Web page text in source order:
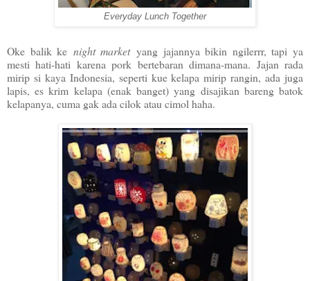
Everyday Lunch Together
Oke balik ke night marketyang jajannya bikin ngilerrr, tapi ya
mesti hati-hati karena pork bertebaran dimana-mana. Jajan rada
mirip si kaya Indonesia, seperti kue kelapa mirip rangin, ada juga
lapis, es krim kelapa (enak banget) yang disajikan bareng batok
kelapanya, cuma gak ada cilok atau cimol haha.